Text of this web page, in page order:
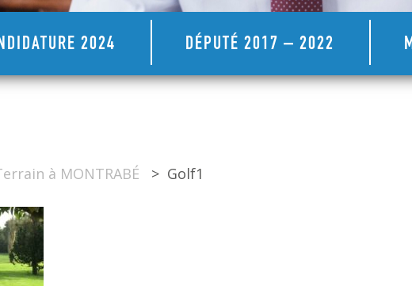
2024 DÉPUTÉ 2017 – 2022
à MONTRABÉ > Golf1